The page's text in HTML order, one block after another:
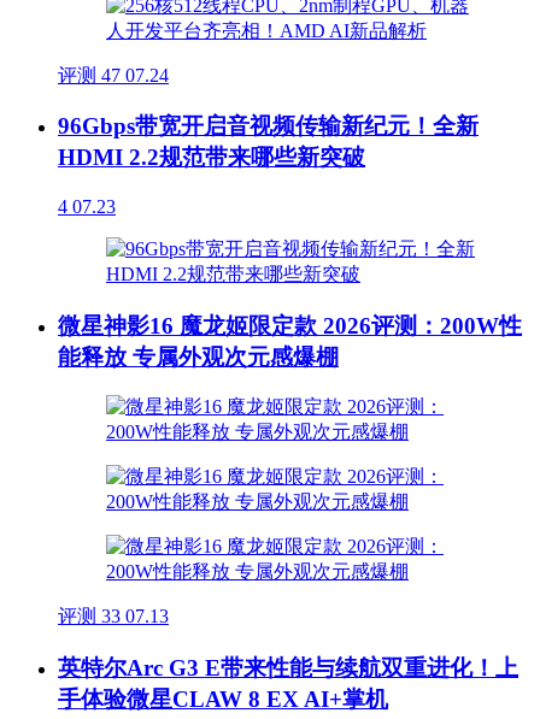
评测 47 07.24
96Gbps带宽开启音视频传输新纪元！全新
HDMI 2.2规范带来哪些新突破
4 07.23
微星神影16 魔龙姬限定款 2026评测：200W性
能释放 专属外观次元感爆棚
评测 33 07.13
英特尔Arc G3 E带来性能与续航双重进化！上
手体验微星CLAW 8 EX AI+掌机